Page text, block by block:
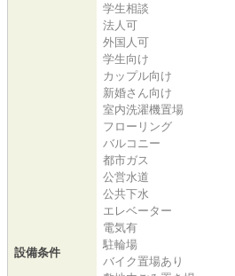
設備条件
学生相談
法人可
外国人可
学生向け
カップル向け
新婚さん向け
室内洗濯機置場
フローリング
バルコニー
都市ガス
公営水道
公共下水
エレベーター
電気有
駐輪場
バイク置場あり